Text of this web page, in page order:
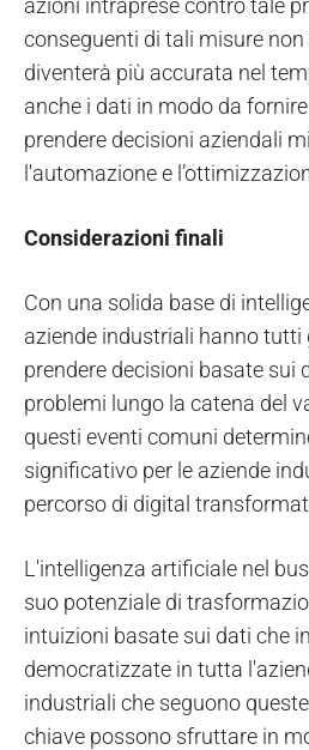
conseguenti di tali misure
diventerà più accurata nel
anche i dati in modo da
prendere decisioni aziendali
l'automazione e
Considerazioni finali
Con una solida base di
aziende industriali hanno tutti
prendere decisioni basate sui
problemi lungo la catena del
questi eventi comuni
significativo per le aziende
percorso di digital
L'intelligenza artificiale nel
suo potenziale di
intuizioni basate sui dati che
democratizzate in tutta
industriali che seguono
chiave possono sfruttare in